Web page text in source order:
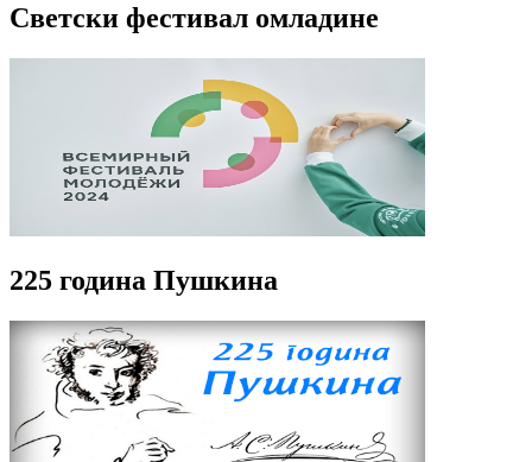
Светски фестивал омладине
225 година Пушкина